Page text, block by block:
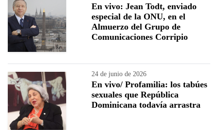
En vivo: Jean Todt, enviado
especial de la ONU, en el
Almuerzo del Grupo de
Comunicaciones Corripio
24 de junio de 2026
En vivo/ Profamilia: los tabúes
sexuales que República
Dominicana todavía arrastra